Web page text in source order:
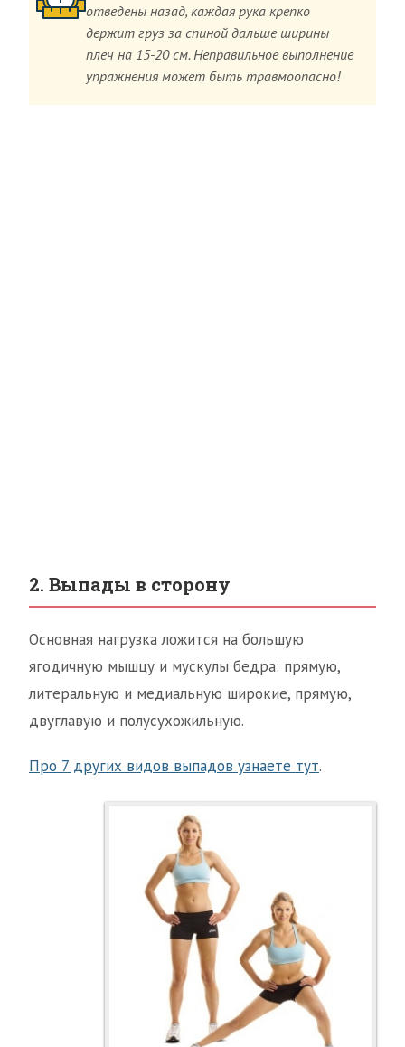
отведены назад, каждая рука крепко
держит груз за спиной дальше ширины
плеч на 15-20 см. Неправильное выполнение
упражнения может быть травмоопасно!
2. Выпады в сторону
Основная нагрузка ложится на большую
ягодичную мышцу и мускулы бедра: прямую,
литеральную и медиальную широкие, прямую,
двуглавую и полусухожильную.
Про 7 других видов выпадов узнаете тут.